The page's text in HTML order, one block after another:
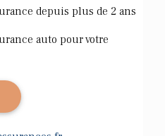
depuis plus de 2 ans
auto pour votre